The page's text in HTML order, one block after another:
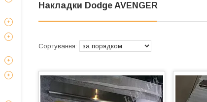
Накладки Dodge AVENGER